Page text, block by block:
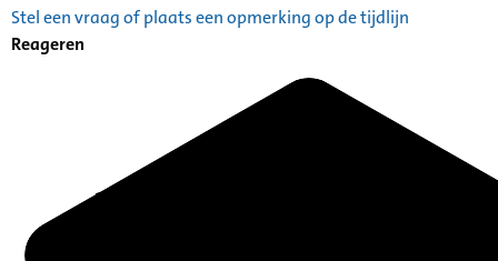
Stel een vraag of plaats een opmerking op de tijdlijn
Reageren